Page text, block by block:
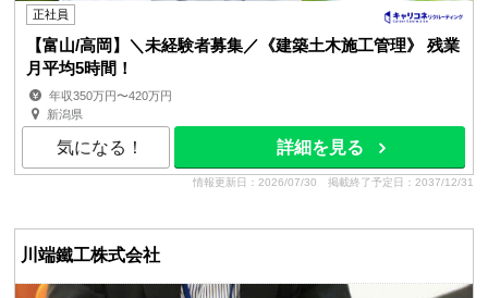
正社員
【富山/高岡】＼未経験者募集／《建築土木施工管理》 残業
月平均5時間！
年収350万円〜420万円
新潟県
気になる！ 詳細を見る
情報更新日：2026/07/30 掲載終了予定日：2037/12/31
川端鐵工株式会社